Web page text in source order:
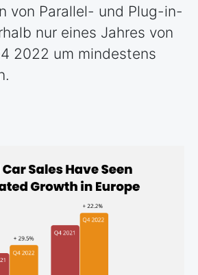
von Parallel- und Plug-in-
nur eines Jahres von
2022 um mindestens